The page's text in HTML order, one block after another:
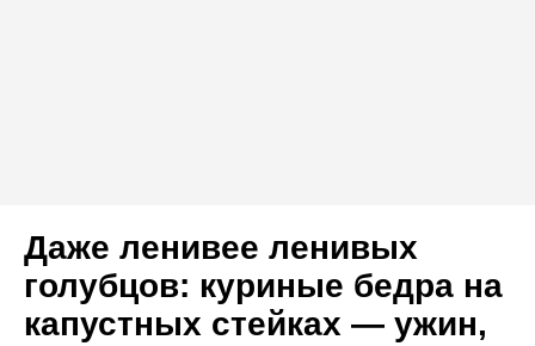
Даже ленивее ленивых
голубцов: куриные бедра на
капустных стейках — ужин,